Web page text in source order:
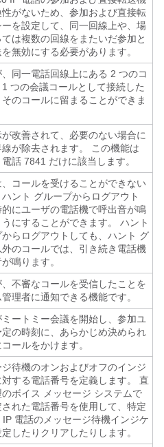
がないため、参加および直接転
を設定して、同一回線上や、場
は複数の回線をまたいだ参加と
無効にする必要があります。
同一電話回線上にある 2 つのコ
つの会議コールとして接続した
そのコールに留まることができま
が改善されて、必要のない場合に
が除去されます。
この機能は
話 7841 だけに該当します。
コールを受けることができない
ント グループからログアウト
的にユーザの電話機で呼出音が鳴
うにすることができます。 ハント
からログアウトしても、ハント グ
外のコールでは、引き続き電話機
鳴ります。
不審なコールを受信したことを
理者に通知できる機能です。
ートミー会議を開始し、参加ユ
定の時刻に、あらかじめ決められ
ールをかけます。
ジ待機のオンおよびオフのインジ
する電話番号を定義します。 直
ボイス メッセージ システムで
れた電話番号を使用して、特定
電話のメッセージ待機インジケ
したりクリアしたりします。